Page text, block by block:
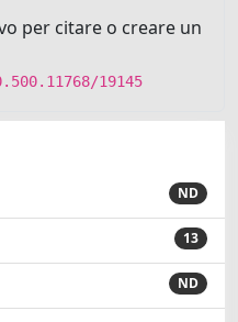
per citare o creare un
19145
ND
13
ND